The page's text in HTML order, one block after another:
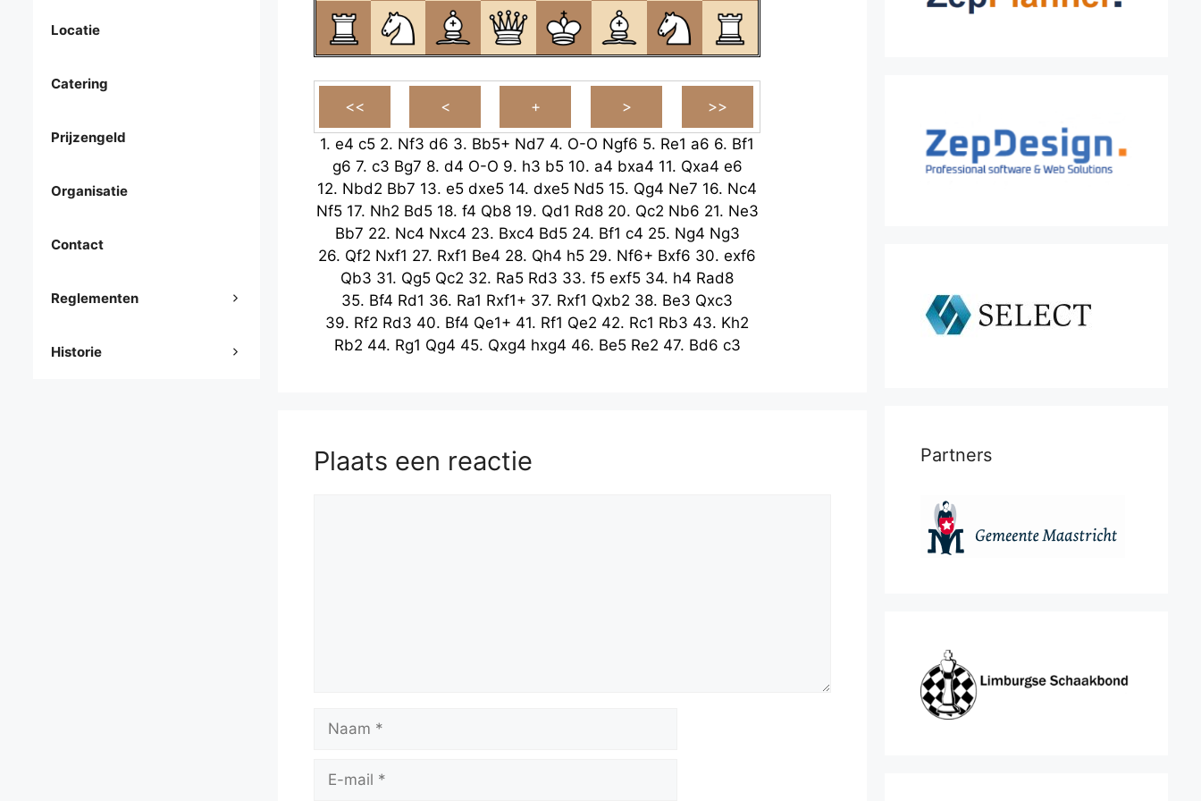
1. e4 c5 2. Nf3 d6 3. Bb5+ Nd7 4. O-O Ngf6 5. Re1 a6 6. Bf1
g6 7. c3 Bg7 8. d4 O-O 9. h3 b5 10. a4 bxa4 11. Qxa4 e6
12. Nbd2 Bb7 13. e5 dxe5 14. dxe5 Nd5 15. Qg4 Ne7 16. Nc4
Nf5 17. Nh2 Bd5 18. f4 Qb8 19. Qd1 Rd8 20. Qc2 Nb6 21. Ne3
Bb7 22. Nc4 Nxc4 23. Bxc4 Bd5 24. Bf1 c4 25. Ng4 Ng3
26. Qf2 Nxf1 27. Rxf1 Be4 28. Qh4 h5 29. Nf6+ Bxf6 30. exf6
Qb3 31. Qg5 Qc2 32. Ra5 Rd3 33. f5 exf5 34. h4 Rad8
35. Bf4 Rd1 36. Ra1 Rxf1+ 37. Rxf1 Qxb2 38. Be3 Qxc3
39. Rf2 Rd3 40. Bf4 Qe1+ 41. Rf1 Qe2 42. Rc1 Rb3 43. Kh2
Rb2 44. Rg1 Qg4 45. Qxg4 hxg4 46. Be5 Re2 47. Bd6 c3
Plaats een reactie
mail
Locatie
Catering
Prijzengeld
Organisatie
Contact
Reglementen
Historie
Partners